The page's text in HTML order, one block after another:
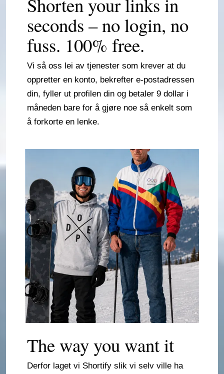
seconds – no login, no
fuss. 100% free.
Vi så oss lei av tjenester som krever at du
oppretter en konto, bekrefter e-postadressen
din, fyller ut profilen din og betaler 9 dollar i
måneden bare for å gjøre noe så enkelt som
å forkorte en lenke.
The way you want it
Derfor laget vi Shortify slik vi selv ville ha